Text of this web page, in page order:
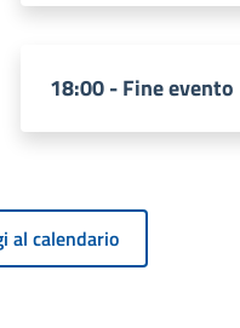
18:00 - Fine evento
al calendario